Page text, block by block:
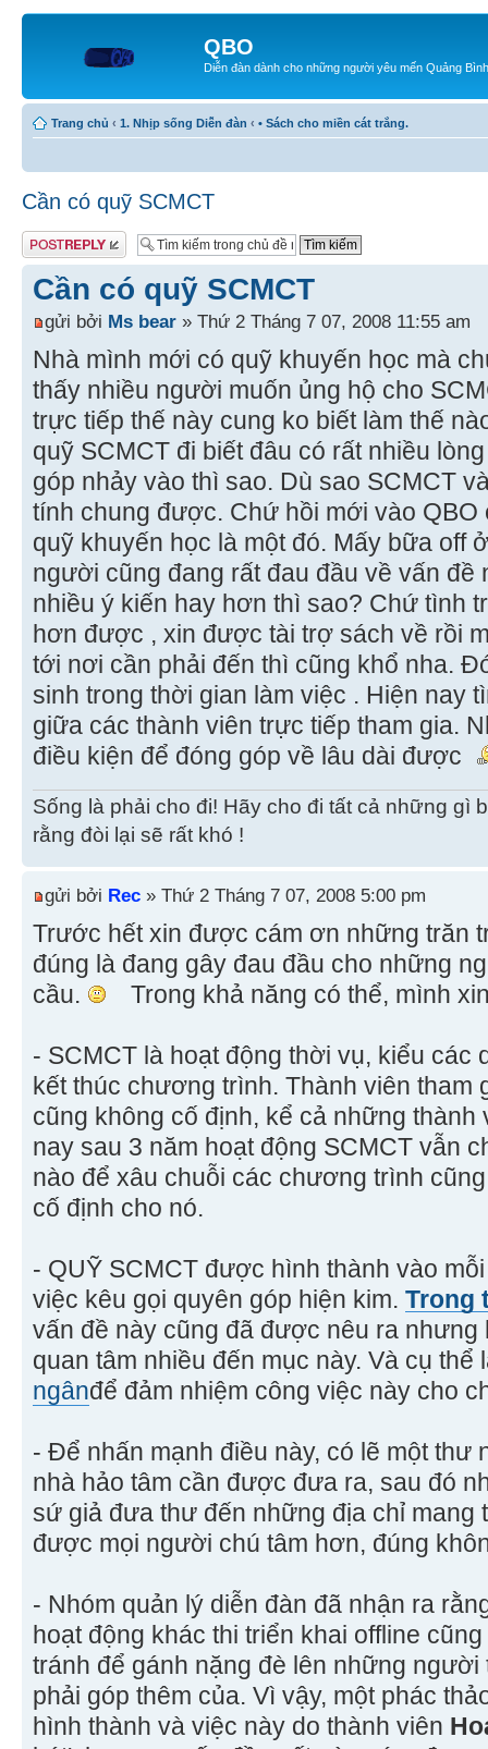
QBO
Diễn đàn dành cho những người yêu mến Quảng Bình
Trang chủ ‹ 1. Nhịp sống Diễn đàn ‹ • Sách cho miền cát trắng.
Cần có quỹ SCMCT
Gửi bài trả lời
Cần có quỹ SCMCT
gửi bởi Ms bear » Thứ 2 Tháng 7 07, 2008 11:55 am
Nhà mình mới có quỹ khuyến học mà
thấy nhiều người muốn ủng hộ cho
trực tiếp thế này cung ko biết làm thế
quỹ SCMCT đi biết đâu có rất nhiều
góp nhảy vào thì sao. Dù sao SCMCT
tính chung được. Chứ hồi mới vào
quỹ khuyến học là một đó. Mấy bữa off
người cũng đang rất đau đầu về vấn đề
nhiều ý kiến hay hơn thì sao? Chứ tình
hơn được , xin được tài trợ sách về rồi
tới nơi cần phải đến thì cũng khổ nha.
sinh trong thời gian làm việc . Hiện nay
giữa các thành viên trực tiếp tham gia.
điều kiện để đóng góp về lâu dài được
Sống là phải cho đi! Hãy cho đi tất cả những gì
rằng đòi lại sẽ rất khó !
gửi bởi Rec » Thứ 2 Tháng 7 07, 2008 5:00 pm
Trước hết xin được cám ơn những trăn
đúng là đang gây đau đầu cho những
cầu.
Trong khả năng có thể, mình
- SCMCT là hoạt động thời vụ, kiểu các
kết thúc chương trình. Thành viên tham
cũng không cố định, kể cả những thành
nay sau 3 năm hoạt động SCMCT vẫn
nào để xâu chuỗi các chương trình
cố định cho nó.
- QUỸ SCMCT được hình thành vào
việc kêu gọi quyên góp hiện kim. Trong
vấn đề này cũng đã được nêu ra
quan tâm nhiều đến mục này. Và cụ thể
ngânđể đảm nhiệm công việc này cho
- Để nhấn mạnh điều này, có lẽ một thư
nhà hảo tâm cần được đưa ra, sau đó
sứ giả đưa thư đến những địa chỉ mang
được mọi người chú tâm hơn, đúng
- Nhóm quản lý diễn đàn đã nhận ra
hoạt động khác thi triển khai offline
tránh để gánh nặng đè lên những
phải góp thêm của. Vì vậy, một phác
hình thành và việc này do thành viên